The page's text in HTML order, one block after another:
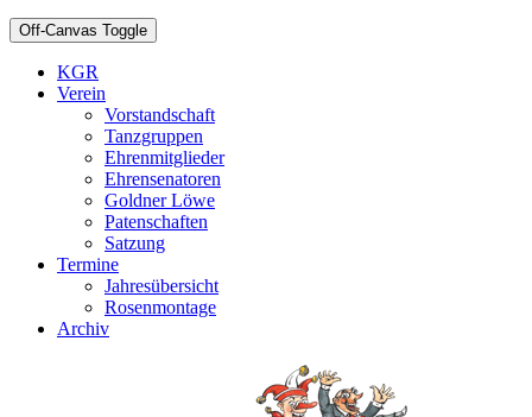
Off-Canvas Toggle
KGR
Verein
Vorstandschaft
Tanzgruppen
Ehrenmitglieder
Ehrensenatoren
Goldner Löwe
Patenschaften
Satzung
Termine
Jahresübersicht
Rosenmontage
Archiv